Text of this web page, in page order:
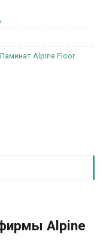
Ламинат Alpine Floor
Alpine